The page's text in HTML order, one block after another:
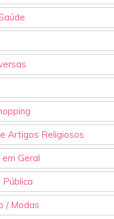
Artigos Religiosos
Geral
/ Modas